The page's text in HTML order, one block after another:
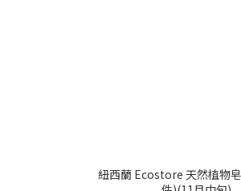
紐西蘭 Ecostore 天然植物